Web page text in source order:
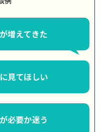
増えてきた
見てほしい
必要か迷う